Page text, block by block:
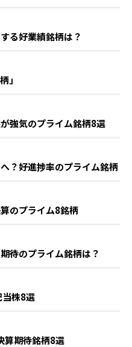
る好業績銘柄は？
」
強気のプライム銘柄8選
？好進捗率のプライム銘柄
のプライム8銘柄
待のプライム銘柄は？
株8選
算期待銘柄8選